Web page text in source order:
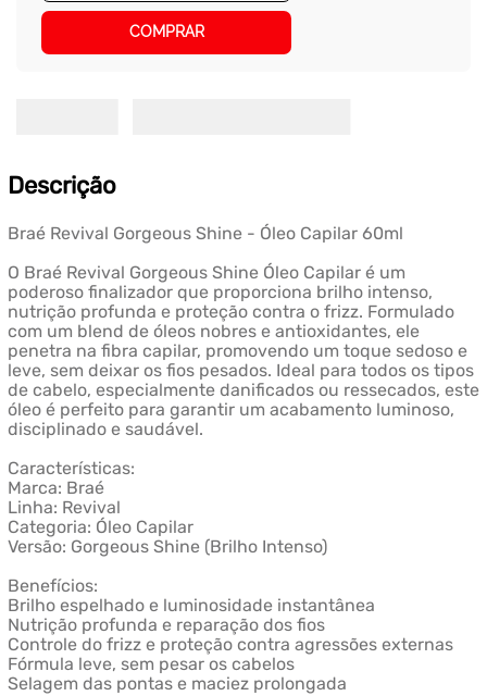
COMPRAR
Descrição
Braé Revival Gorgeous Shine - Óleo Capilar 60ml
O Braé Revival Gorgeous Shine Óleo Capilar é um
poderoso finalizador que proporciona brilho intenso,
nutrição profunda e proteção contra o frizz. Formulado
com um blend de óleos nobres e antioxidantes, ele
penetra na fibra capilar, promovendo um toque sedoso e
leve, sem deixar os fios pesados. Ideal para todos os tipos
de cabelo, especialmente danificados ou ressecados, este
óleo é perfeito para garantir um acabamento luminoso,
disciplinado e saudável.
Características:
Marca: Braé
Linha: Revival
Categoria: Óleo Capilar
Versão: Gorgeous Shine (Brilho Intenso)
Benefícios:
Brilho espelhado e luminosidade instantânea
Nutrição profunda e reparação dos fios
Controle do frizz e proteção contra agressões externas
Fórmula leve, sem pesar os cabelos
Selagem das pontas e maciez prolongada